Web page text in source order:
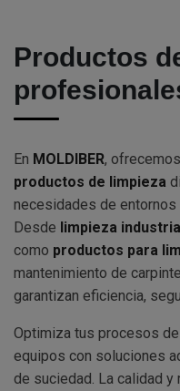
Productos
En MOLDIBER,
productos de limpieza
necesidades de
Desde limpieza industrial
como productos para
mantenimiento de
garantizan eficiencia,
Optimiza tus procesos de
equipos con soluciones
de suciedad. La calidad